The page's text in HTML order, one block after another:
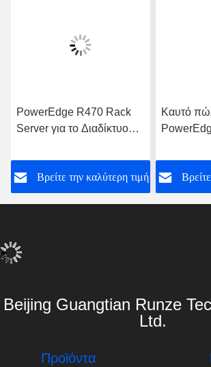
PowerEdge R470 Rack
Server για το Διαδίκτυο
Αποθήκευσης Δεδομένων
Υπολογιστής
Βρείτε την καλύτερη τιμή
Καυτό
με
για
Beijing Guangtian Runze
Ltd.
Προϊόντα